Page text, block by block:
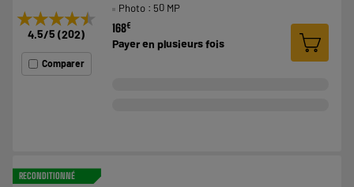
★★★★★
★★★★★
4.5/5 (202)
Comparer
Photo : 50 MP
168€
Payer en plusieurs fois
RECONDITIONNÉ